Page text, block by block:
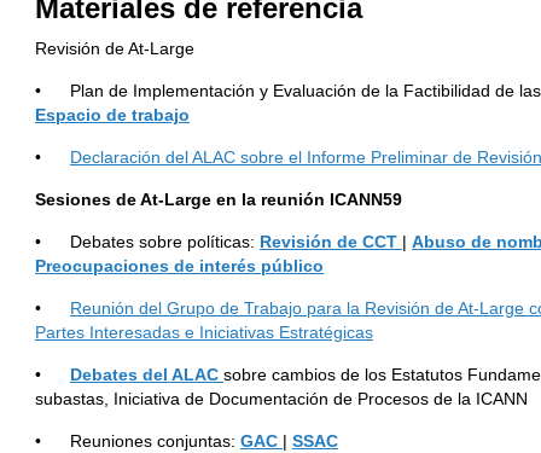
Materiales de referencia
Revisión de At-Large
• Plan de Implementación y Evaluación de la Factibilidad de
Espacio de trabajo
• Declaración del ALAC sobre el Informe Preliminar de
Sesiones de At-Large en la reunión ICANN59
• Debates sobre políticas: Revisión de CCT | Abuso de
Preocupaciones de interés público
• Reunión del Grupo de Trabajo para la Revisión de At-Large
Partes Interesadas e Iniciativas Estratégicas
• Debates del ALAC sobre cambios de los Estatutos
subastas, Iniciativa de Documentación de Procesos de la ICANN
• Reuniones conjuntas: GAC | SSAC